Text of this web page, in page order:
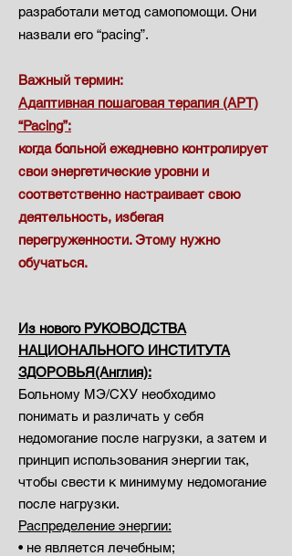
разработали метод самопомощи. Они
назвали его “pacing”.
Важный термин:
Адаптивная пошаговая терапия (APT)
“Pacing”:
когда больной ежедневно контролирует
свои энергетические уровни и
соответственно настраивает свою
деятельность, избегая
перегруженности. Этому нужно
обучаться.
Из нового РУКОВОДСТВА
НАЦИОНАЛЬНОГО ИНСТИТУТА
ЗДОРОВЬЯ(Англия):
Больному МЭ/СХУ необходимо
понимать и различать у себя
недомогание после нагрузки, а затем и
принцип использования энергии так,
чтобы свести к минимуму недомогание
после нагрузки.
Распределение энергии:
• не является лечебным;